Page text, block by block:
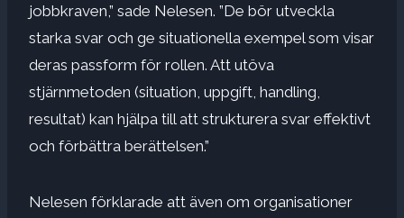
jobbkraven,” sade Nelesen. ”De bör utveckla
starka svar och ge situationella exempel som visar
deras passform för rollen. Att utöva
stjärnmetoden (situation, uppgift, handling,
resultat) kan hjälpa till att strukturera svar effektivt
och förbättra berättelsen.”
Nelesen förklarade att även om organisationer